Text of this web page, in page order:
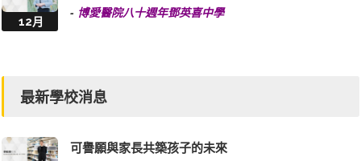
12月
- 博愛醫院八十週年鄧英喜中學
最新學校消息
可譽願與家長共築孩子的未來